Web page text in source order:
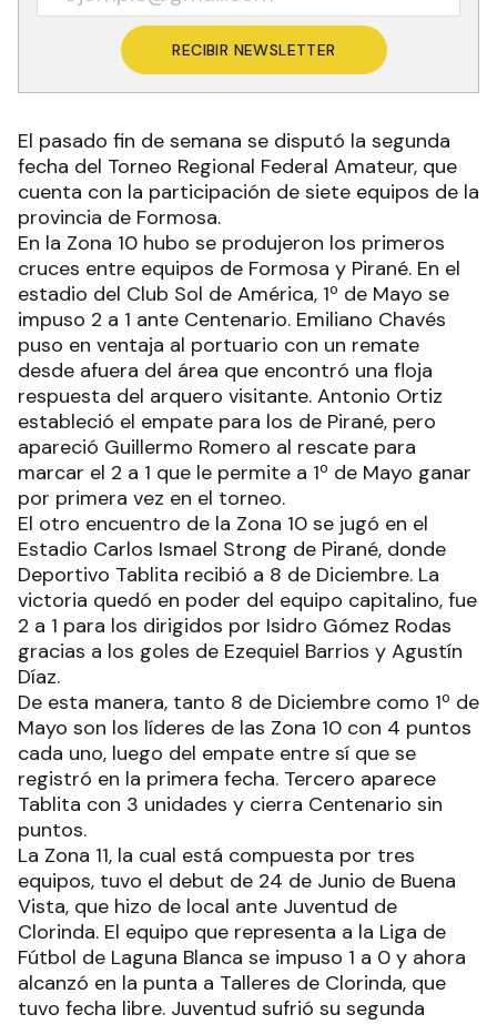
RECIBIR NEWSLETTER
El pasado fin de semana se disputó la segunda
fecha del Torneo Regional Federal Amateur, que
cuenta con la participación de siete equipos de la
provincia de Formosa.
En la Zona 10 hubo se produjeron los primeros
cruces entre equipos de Formosa y Pirané. En el
estadio del Club Sol de América, 1º de Mayo se
impuso 2 a 1 ante Centenario. Emiliano Chavés
puso en ventaja al portuario con un remate
desde afuera del área que encontró una floja
respuesta del arquero visitante. Antonio Ortiz
estableció el empate para los de Pirané, pero
apareció Guillermo Romero al rescate para
marcar el 2 a 1 que le permite a 1º de Mayo ganar
por primera vez en el torneo.
El otro encuentro de la Zona 10 se jugó en el
Estadio Carlos Ismael Strong de Pirané, donde
Deportivo Tablita recibió a 8 de Diciembre. La
victoria quedó en poder del equipo capitalino, fue
2 a 1 para los dirigidos por Isidro Gómez Rodas
gracias a los goles de Ezequiel Barrios y Agustín
Díaz.
De esta manera, tanto 8 de Diciembre como 1º de
Mayo son los líderes de las Zona 10 con 4 puntos
cada uno, luego del empate entre sí que se
registró en la primera fecha. Tercero aparece
Tablita con 3 unidades y cierra Centenario sin
puntos.
La Zona 11, la cual está compuesta por tres
equipos, tuvo el debut de 24 de Junio de Buena
Vista, que hizo de local ante Juventud de
Clorinda. El equipo que representa a la Liga de
Fútbol de Laguna Blanca se impuso 1 a 0 y ahora
alcanzó en la punta a Talleres de Clorinda, que
tuvo fecha libre. Juventud sufrió su segunda